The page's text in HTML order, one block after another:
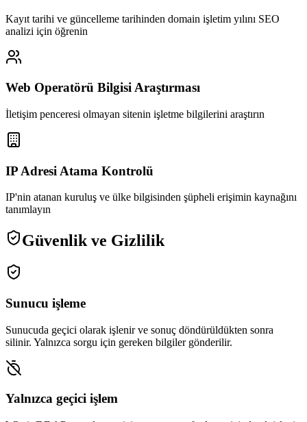
Kayıt tarihi ve güncelleme tarihinden domain işletim yılını SEO
analizi için öğrenin
Web Operatörü Bilgisi Araştırması
İletişim penceresi olmayan sitenin işletme bilgilerini araştırın
IP Adresi Atama Kontrolü
IP'nin atanan kuruluş ve ülke bilgisinden şüpheli erişimin kaynağını
tanımlayın
Güvenlik ve Gizlilik
Sunucu işleme
Sunucuda geçici olarak işlenir ve sonuç döndürüldükten sonra
silinir. Yalnızca sorgu için gereken bilgiler gönderilir.
Yalnızca geçici işlem